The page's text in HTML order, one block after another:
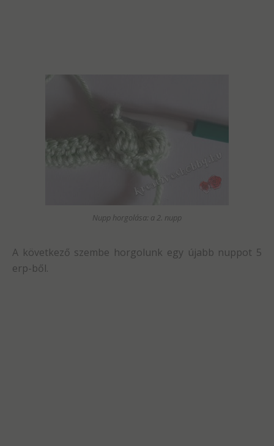
Nupp horgolása: a 2. nupp
A következő szembe horgolunk egy újabb nuppot 5
erp-ből.